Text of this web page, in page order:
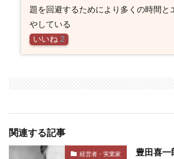
題を回避するためにより多くの時間と
やしている
いいね 2
関連する記事
経営者・実業家 豊田喜一